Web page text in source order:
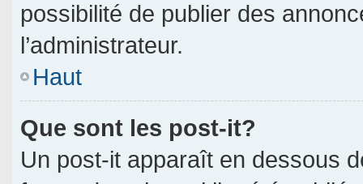
possibilité de publier des
l’administrateur.
Haut
Que sont les post-it?
Un post-it apparaît en dessous